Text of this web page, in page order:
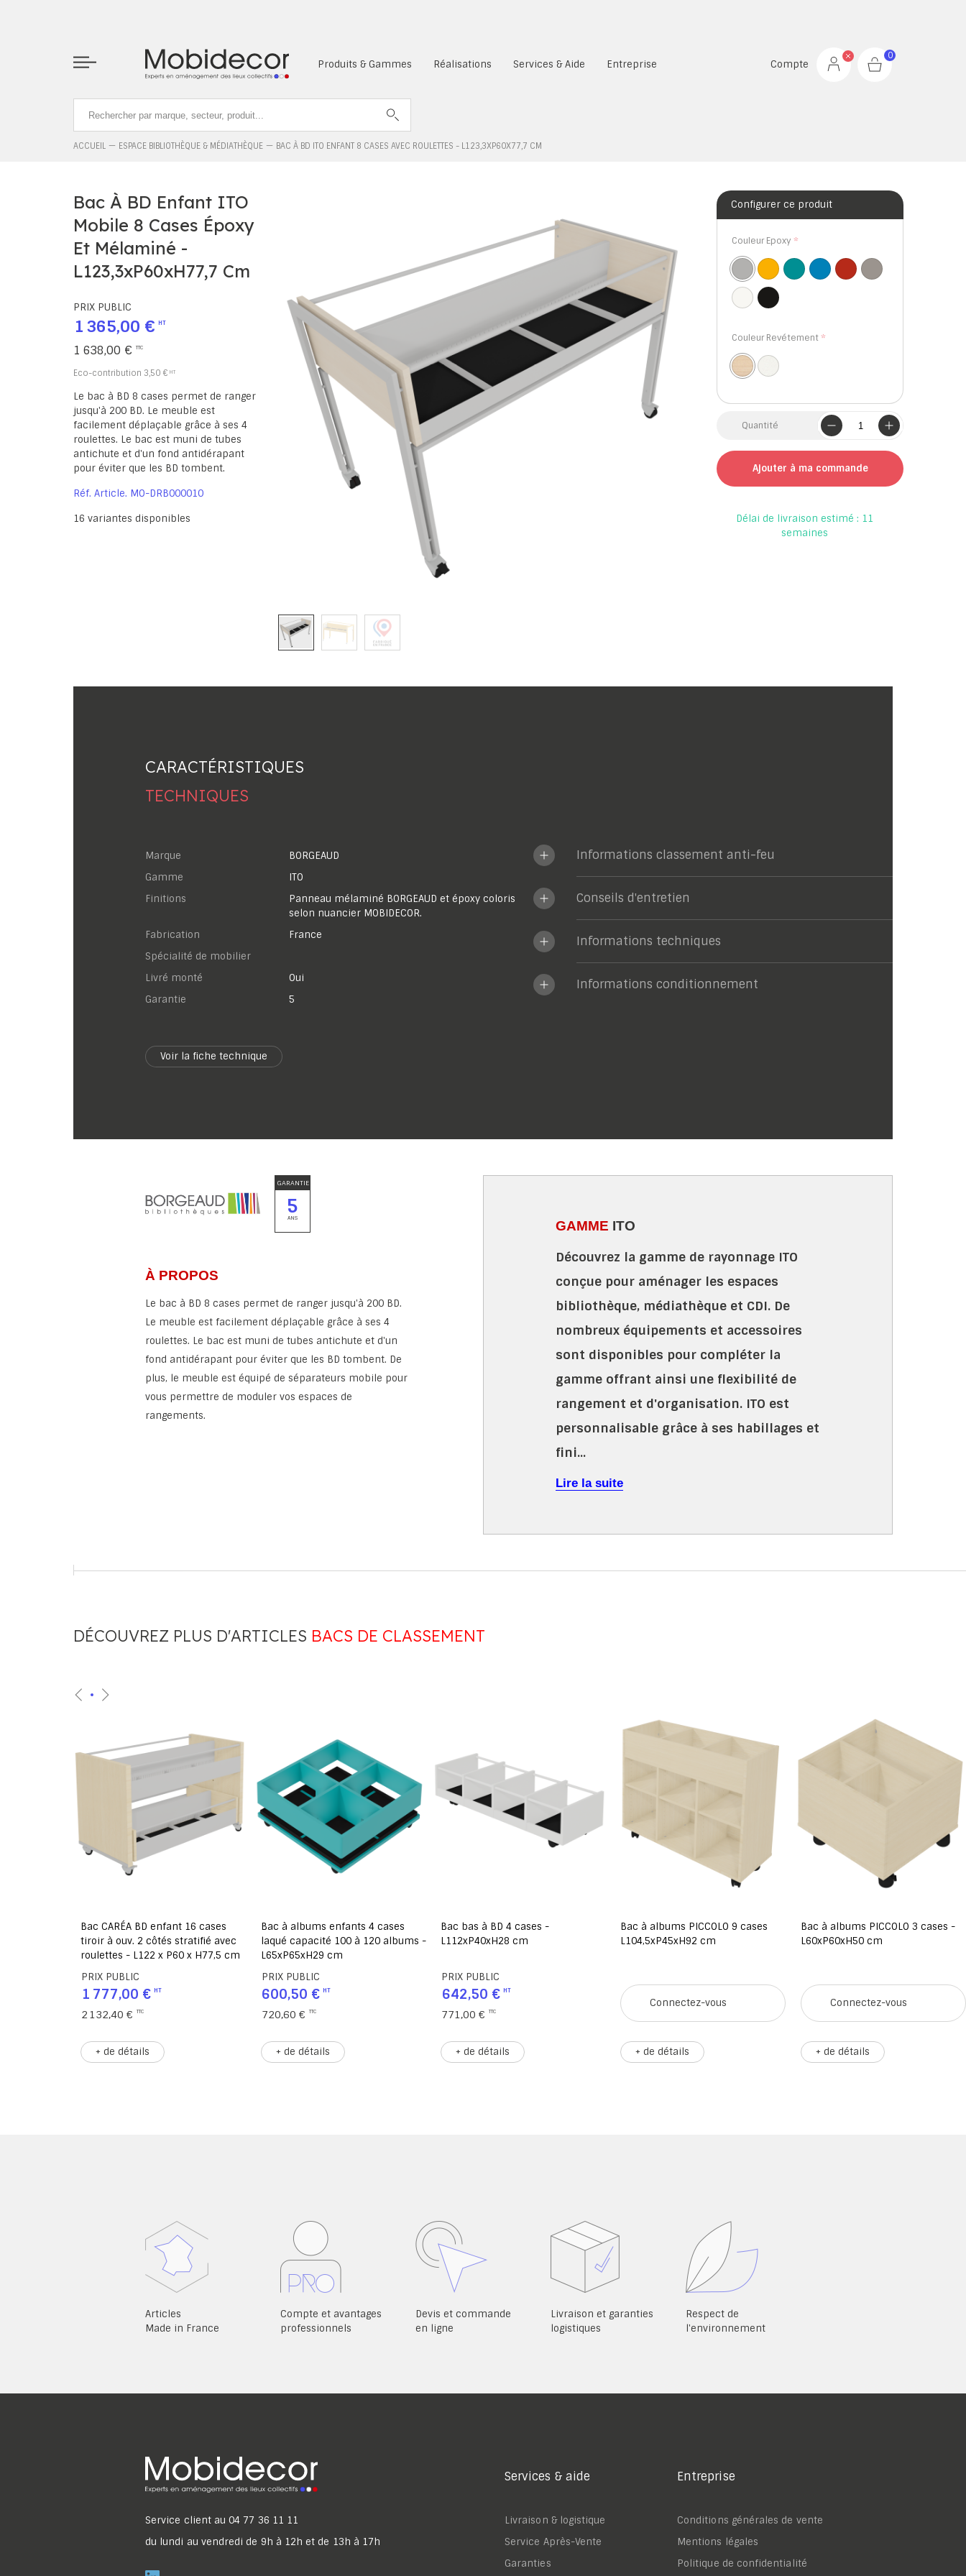
Produits & Gammes Réalisations Services & Aide Entreprise Compte
0
ACCUEIL ESPACE BIBLIOTHÈQUE & MÉDIATHÈQUE BAC À BD ITO ENFANT 8 CASES AVEC ROULETTES - L123,3XP60X77,7 CM
Bac À BD Enfant ITO
Mobile 8 Cases Époxy
Et Mélaminé -
L123,3xP60xH77,7 Cm
PRIX PUBLIC
1 365,00 €
1 638,00 €
Eco-contribution 3,50 €
Le bac à BD 8 cases permet de ranger
jusqu'à 200 BD. Le meuble est
facilement déplaçable grâce à ses 4
roulettes. Le bac est muni de tubes
antichute et d'un fond antidérapant
pour éviter que les BD tombent.
Réf. Article MO-DRB000010
16 variantes disponibles
Configurer ce produit
Couleur Epoxy
Couleur Revétement
Quantité
Ajouter à ma commande
Délai de livraison estimé : 11
semaines
CARACTÉRISTIQUES
TECHNIQUES
Marque
BORGEAUD
Gamme
ITO
Finitions
Panneau mélaminé BORGEAUD et époxy coloris
selon nuancier MOBIDECOR.
Fabrication
France
Spécialité de mobilier
Livré monté
Oui
garantie
5
Voir la fiche technique
Informations classement anti-feu
Conseils d'entretien
Informations techniques
Informations conditionnement
GARANTIE
5
ANS
À PROPOS
Le bac à BD 8 cases permet de ranger jusqu'à 200 BD.
Le meuble est facilement déplaçable grâce à ses 4
roulettes. Le bac est muni de tubes antichute et d'un
fond antidérapant pour éviter que les BD tombent. De
plus, le meuble est équipé de séparateurs mobile pour
vous permettre de moduler vos espaces de
rangements.
GAMME ITO
Découvrez la gamme de rayonnage ITO
conçue pour aménager les espaces
bibliothèque, médiathèque et CDI. De
nombreux équipements et accessoires
sont disponibles pour compléter la
gamme offrant ainsi une flexibilité de
rangement et d'organisation. ITO est
personnalisable grâce à ses habillages et
fini...
Lire la suite
DÉCOUVREZ PLUS D'ARTICLES BACS DE CLASSEMENT
Bac CARÉA BD enfant 16 cases
tiroir à ouv. 2 côtés stratifié avec
roulettes - L122 x P60 x H77,5 cm
PRIX PUBLIC
1 777,00 €
2 132,40 €
+ de détails
Bac à albums enfants 4 cases
laqué capacité 100 à 120 albums -
L65xP65xH29 cm
PRIX PUBLIC
600,50 €
720,60 €
+ de détails
Bac bas à BD 4 cases -
L112xP40xH28 cm
PRIX PUBLIC
642,50 €
771,00 €
+ de détails
Bac à albums PICCOLO 9 cases
L104,5xP45xH92 cm
Connectez-vous
+ de détails
Bac à albums PICCOLO 3 cases -
L60xP60xH50 cm
Connectez-vous
+ de détails
Articles
Made in France
Compte et avantages
professionnels
Devis et commande
en ligne
Livraison et garanties
logistiques
Respect de
l'environnement
Service client au 04 77 36 11 11
du lundi au vendredi de 9h à 12h et de 13h à 17h
Services & aide
Livraison & logistique
Service Après-Vente
Garanties
Entreprise
Conditions générales de vente
Mentions légales
Politique de confidentialité